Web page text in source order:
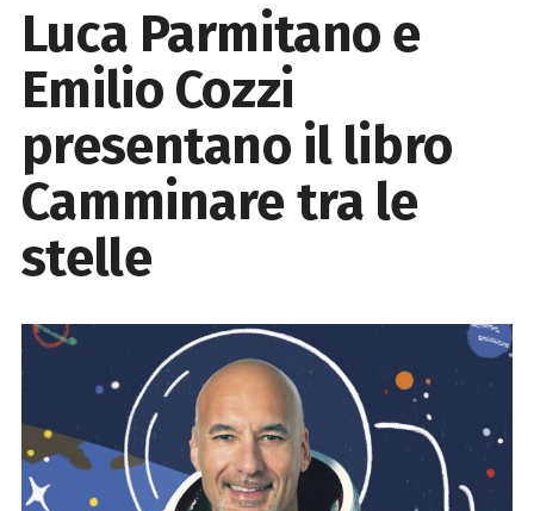
Luca Parmitano e
Emilio Cozzi
presentano il libro
Camminare tra le
stelle